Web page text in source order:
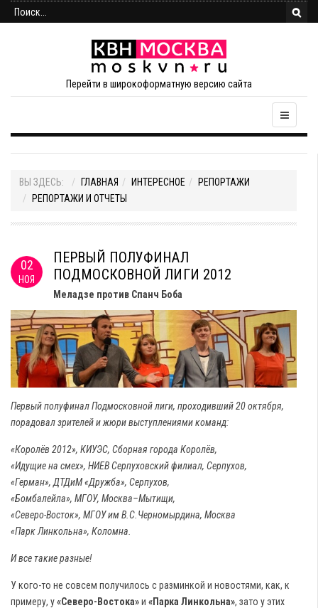
Перейти в широкоформатную версию сайта
ВЫ ЗДЕСЬ: ГЛАВНАЯ ИНТЕРЕСНОЕ
РЕПОРТАЖИ
РЕПОРТАЖИ И ОТЧЕТЫ
02
НОЯ
ПЕРВЫЙ ПОЛУФИНАЛ
ПОДМОСКОВНОЙ ЛИГИ 2012
Меладзе против Спанч Боба
Первый полуфинал Подмосковной лиги, проходивший 20 октября,
порадовал зрителей и жюри выступлениями команд:
«Королёв 2012», КИУЭС, Сборная города Королёв,
«Идущие на смех», НИЕВ Серпуховский филиал, Серпухов,
«Герман», ДТДиМ «Дружба», Серпухов,
«Бомбалейла», МГОУ, Москва–Мытищи,
«Северо-Восток», МГОУ им В.С.Черномырдина, Москва
«Парк Линкольна», Коломна.
И все такие разные!
У кого-то не совсем получилось с разминкой и новостями, как, к
примеру, у«Северо-Востока»и «Парка Линкольна», зато у этих